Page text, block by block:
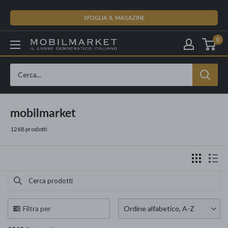
contenuto
SFOGLIA IL MAGAZINE
0
mobilmarket
1268 prodotti
Cerca prodotti
Use this input to search products in this collection.
Filtra per Ordine alfabetico, A-Z